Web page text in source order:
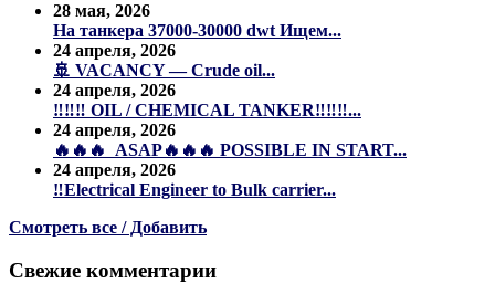
28 мая, 2026
На танкера 37000-30000 dwt Ищем...
24 апреля, 2026
🚢 VACANCY — Crude oil...
24 апреля, 2026
‼️‼️‼️ OIL / CHEMICAL TANKER‼️‼️‼️...
24 апреля, 2026
🔥🔥🔥 ASAP🔥🔥🔥 POSSIBLE IN START...
24 апреля, 2026
‼️Electrical Engineer to Bulk carrier...
Смотреть все / Добавить
Свежие комментарии